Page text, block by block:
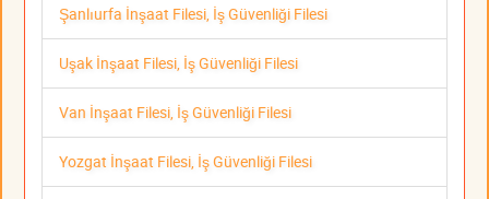
Şanlıurfa İnşaat Filesi, İş Güvenliği Filesi
Uşak İnşaat Filesi, İş Güvenliği Filesi
Van İnşaat Filesi, İş Güvenliği Filesi
Yozgat İnşaat Filesi, İş Güvenliği Filesi